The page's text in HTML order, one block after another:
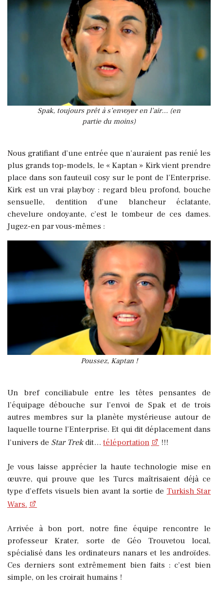
Spak, toujours prêt à s’envoyer en l’air… (en
partie du moins)
Nous gratifiant d’une entrée que n’auraient pas renié les
plus grands top-models, le « Kaptan » Kirk vient prendre
place dans son fauteuil cosy sur le pont de l’Enterprise.
Kirk est un vrai playboy : regard bleu profond, bouche
sensuelle, dentition d’une blancheur éclatante,
chevelure ondoyante, c’est le tombeur de ces dames.
Jugez-en par vous-mêmes :
Poussez, Kaptan !
Un bref conciliabule entre les têtes pensantes de
l’équipage débouche sur l’envoi de Spak et de trois
autres membres sur la planète mystérieuse autour de
laquelle tourne l’Enterprise. Et qui dit déplacement dans
l’univers de Star Trekdit…téléportation !!!
Je vous laisse apprécier la haute technologie mise en
œuvre, qui prouve que les Turcs maîtrisaient déjà ce
type d’effets visuels bien avant la sortie de Turkish Star
Wars.
Arrivée à bon port, notre fine équipe rencontre le
professeur Krater, sorte de Géo Trouvetou local,
spécialisé dans les ordinateurs nanars et les androïdes.
Ces derniers sont extrêmement bien faits : c’est bien
simple, on les croirait humains !